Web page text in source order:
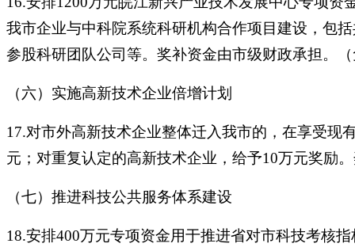
我市企业与中科院系统科研机构合作项目建设，包
参股科研团队公司等。奖补资金由市级财政承担。
（六）实施高新技术企业倍增计划
17.对市外高新技术企业整体迁入我市的，在享受现
元；对重复认定的高新技术企业，给予10万元奖励
（七）推进科技公共服务体系建设
18.安排400万元专项资金用于推进省对市科技考核